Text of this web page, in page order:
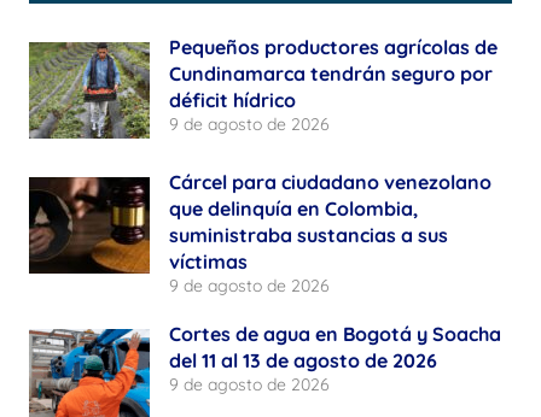
Pequeños productores agrícolas de
Cundinamarca tendrán seguro por
déficit hídrico
9 de agosto de 2026
Cárcel para ciudadano venezolano
que delinquía en Colombia,
suministraba sustancias a sus
víctimas
9 de agosto de 2026
Cortes de agua en Bogotá y Soacha
del 11 al 13 de agosto de 2026
9 de agosto de 2026